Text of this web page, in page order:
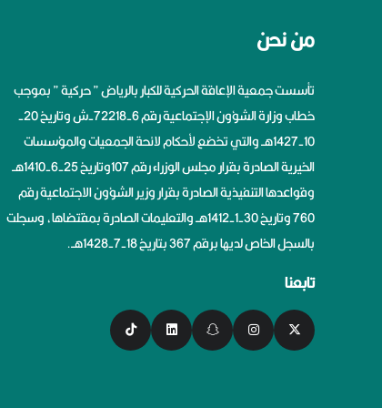
من نحن
تأسست جمعية الإعاقة الحركية للكبار بالرياض ” حركية ” بموجب
خطاب وزارة الشؤون الإجتماعية رقم 6-72218-ش وتاريخ 20-
10-1427هــ والتي تخضع لأحكام لائحة الجمعيات والمؤسسات
الخيرية الصادرة بقرار مجلس الوزراء رقم 107وتاريخ 25-6-1410هــ
وقواعدها التنفيذية الصادرة بقرار وزير الشؤون الاجتماعية رقم
760 وتاريخ 30-1-1412هــ والتعليمات الصادرة بمقتضاها، وسجلت
بالسجل الخاص لديها برقم 367 بتاريخ 18-7-1428هــ.
تابعنا